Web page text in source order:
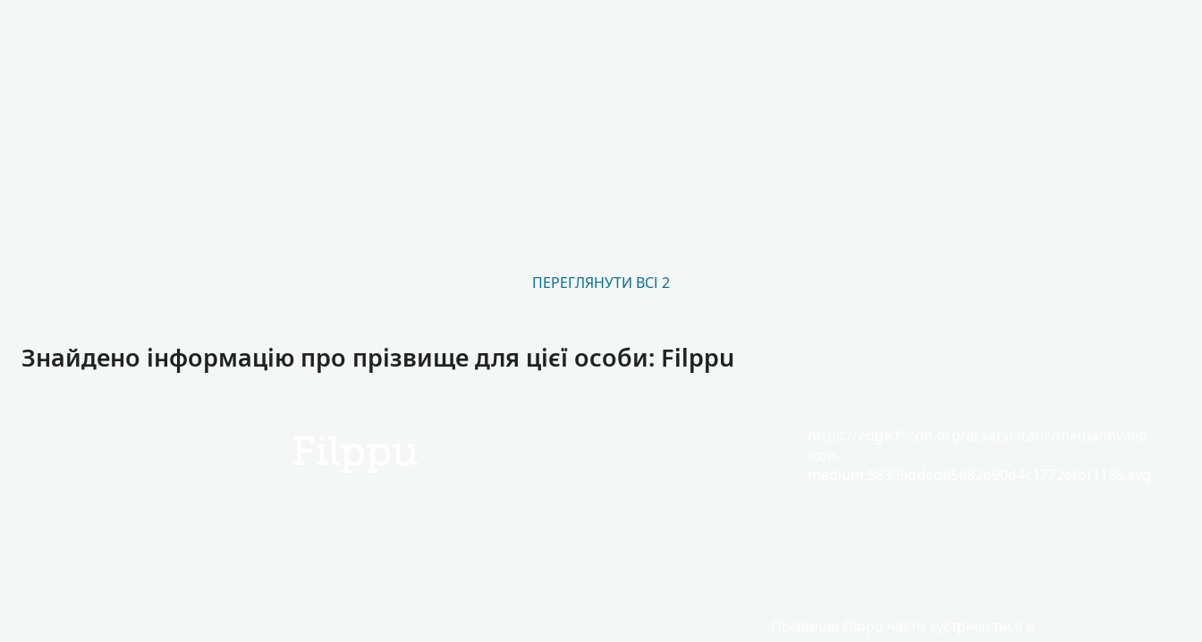
ПЕРЕГЛЯНУТИ ВСІ 2
Знайдено інформацію про прізвище для цієї особи: Filppu